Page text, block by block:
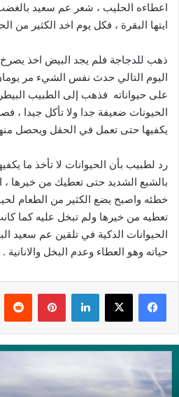
اعطاءه الحليب ، شعر عم سعيد
ايتها البقرة ، فكل يوم اخد الكثير من
ذهب للدجاجة فلم يجد البيض اخذ
اليوم التالي حدث نفس الشيء مر
على حيواناته فذهب إلى الطبيب
الحيونات ضعيفة جدا ولا تأكل جيدا ،
يكفيها حتى تعمل في الحقل ويحصل
رد لطبيب بأن الحيوانات لا تأخذ ما
بالشبع الشديد حتى تعطيك من خيرها
خطئه واصبح يضع الكثير من الطعام
تعطيه من خيرها ولم تبخل عليه كما
الحيوانات الذكية في تلقين عم سعيد
حياته وهو العطاء وعدم البخل والانانية .
فيسبوك ‫X لينكدإن بينتيريست